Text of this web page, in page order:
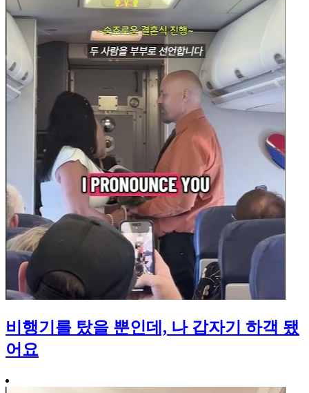
비행기를 탔을 뿐인데, 나 갑자기 하객 됐
어요